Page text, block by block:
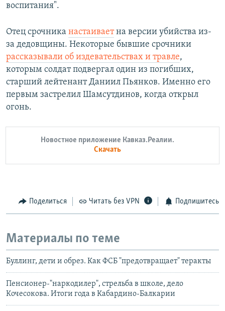
воспитания".
Отец срочника настаиваетна версии убийства из-
за дедовщины. Некоторые бывшие срочники
рассказывали об издевательствах и травле,
которым солдат подвергал один из погибших,
старший лейтенант Даниил Пьянков. Именно его
первым застрелил Шамсутдинов, когда открыл
огонь.
Новостное приложение Кавказ.Реалии.
Скачать
Поделиться Читать без VPN Подпишитесь
Материалы по теме
Буллинг, дети и обрез. Как ФСБ "предотвращает" теракты
Пенсионер-"наркодилер", стрельба в школе, дело
Кочесокова. Итоги года в Кабардино-Балкарии